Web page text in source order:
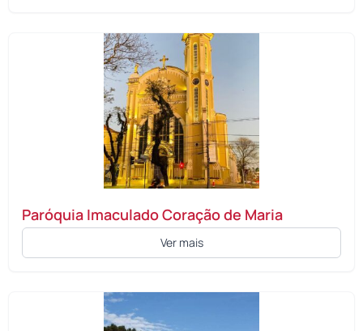
Paróquia Imaculado Coração de Maria
Ver mais